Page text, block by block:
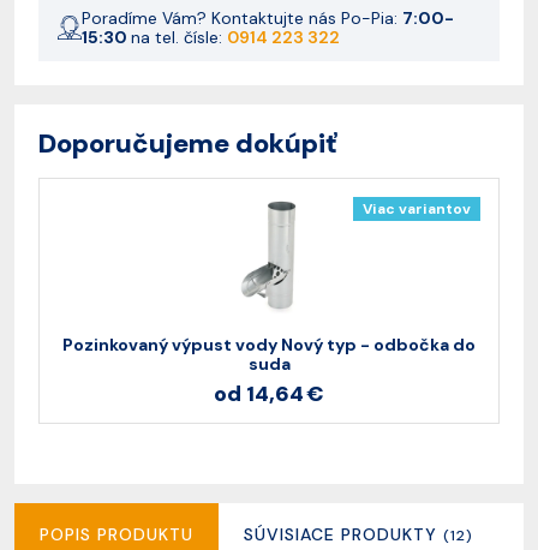
Poradíme Vám? Kontaktujte nás Po-Pia: 7:00-
15:30 na tel. čísle: 0914 223 322
Doporučujeme dokúpiť
Viac variantov
Pozinkovaný výpust vody Nový typ - odbočka do
suda
od 14,64 €
POPIS PRODUKTU SÚVISIACE PRODUKTY (12)